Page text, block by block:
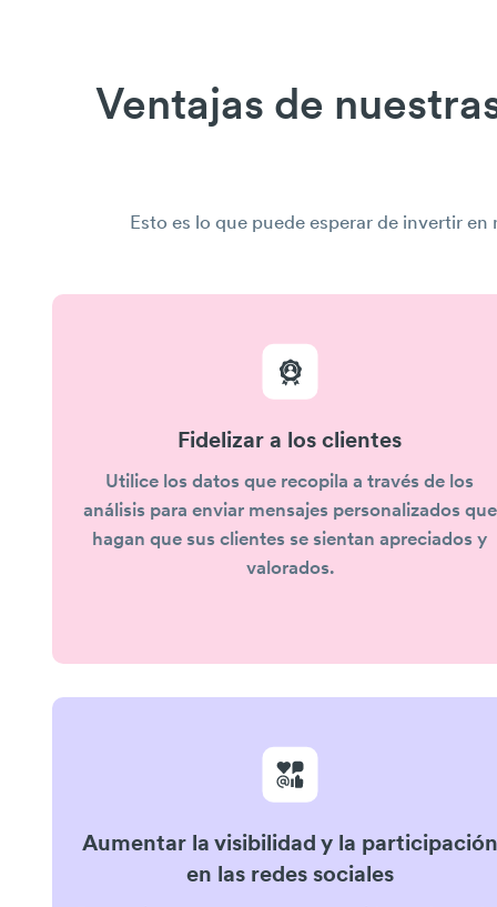
Ventajas de
Esto es lo que puede esperar de invertir
Fidelizar a los clientes
Utilice los datos que recopila a través de los
análisis para enviar mensajes personalizados que
hagan que sus clientes se sientan apreciados y
valorados.
Aumentar la visibilidad y la participación
en las redes sociales